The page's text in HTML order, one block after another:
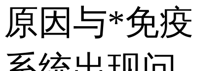
原因与*免疫